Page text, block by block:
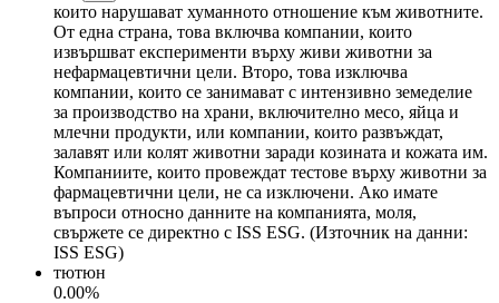
които нарушават хуманното отношение към животните.
От една страна, това включва компании, които
извършват експерименти върху живи животни за
нефармацевтични цели. Второ, това изключва
компании, които се занимават с интензивно земеделие
за производство на храни, включително месо, яйца и
млечни продукти, или компании, които развъждат,
залавят или колят животни заради козината и кожата им.
Компаниите, които провеждат тестове върху животни за
фармацевтични цели, не са изключени. Ако имате
въпроси относно данните на компанията, моля,
свържете се директно с ISS ESG. (Източник на данни:
ISS ESG)
тютюн
0.00%